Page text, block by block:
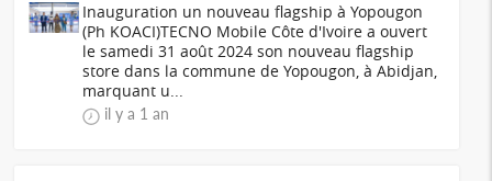
Inauguration un nouveau flagship à Yopougon
(Ph KOACI)TECNO Mobile Côte d'Ivoire a ouvert
le samedi 31 août 2024 son nouveau flagship
store dans la commune de Yopougon, à Abidjan,
marquant u...
il y a 1 an